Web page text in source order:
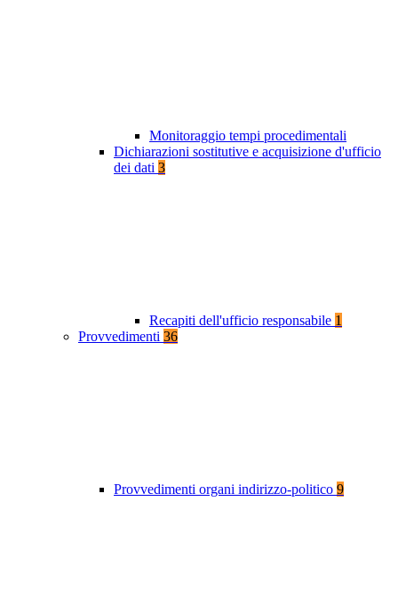
Monitoraggio tempi procedimentali
Dichiarazioni sostitutive e acquisizione d'ufficio
dei dati 3
Recapiti dell'ufficio responsabile 1
Provvedimenti 36
Provvedimenti organi indirizzo-politico 9